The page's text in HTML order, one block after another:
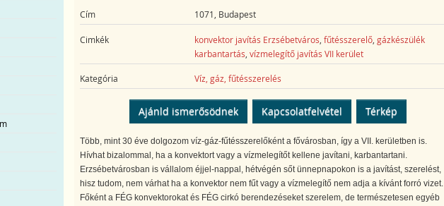
Cím 1071, Budapest
Cimkék konvektor javítás Erzsébetváros fűtésszerelő, gázkészülék
karbantartás vízmelegítő javítás VII kerület
Kategória Víz, gáz, fűtésszerelés
Ajánld ismerősödnek Kapcsolatfelvétel Térkép
Több, mint 30 éve dolgozom víz-gáz-fűtésszerelőként a fővárosban, így a VII. kerületben is.
Hívhat bizalommal, ha a konvektort vagy a vízmelegítőt kellene javítani, karbantartani.
Erzsébetvárosban is vállalom éjjel-nappal, hétvégén sőt ünnepnapokon is a javítást, szerelést,
hisz tudom, nem várhat ha a konvektor nem fűt vagy a vízmelegítő nem adja a kívánt forró vizet.
Főként a FÉG konvektorokat és FÉG cirkó berendezéseket szerelem, de természetesen egyéb